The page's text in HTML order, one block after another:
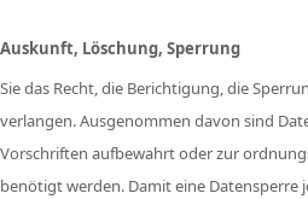
Auskunft, Löschung, Sperrung
Sie das Recht, die Berichtigung, die
verlangen. Ausgenommen davon sind
Vorschriften aufbewahrt oder zur
benötigt werden. Damit eine Datensperre